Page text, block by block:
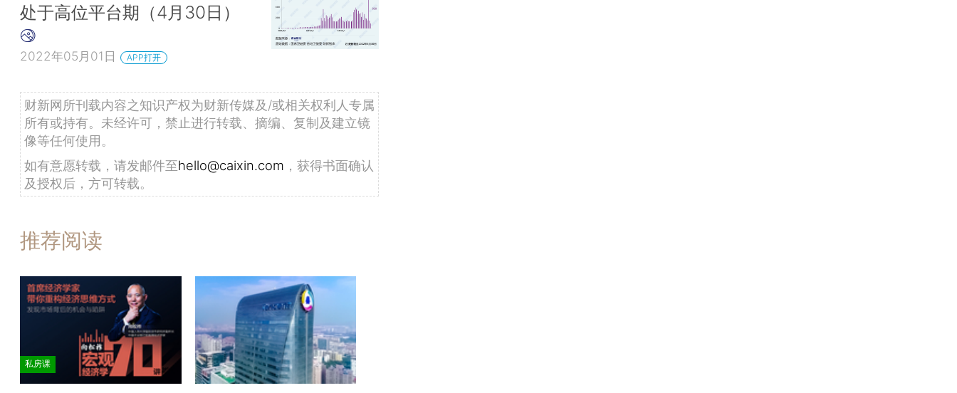
处于高位平台期（4月30日）
2022年05月01日 APP打开
财新网所刊载内容之知识产权为财新传媒及/或相关权利人专属
所有或持有。未经许可，禁止进行转载、摘编、复制及建立镜
像等任何使用。
如有意愿转载，请发邮件至hello@caixin.com ，获得书面确认
及授权后，方可转载。
推荐阅读
私房课